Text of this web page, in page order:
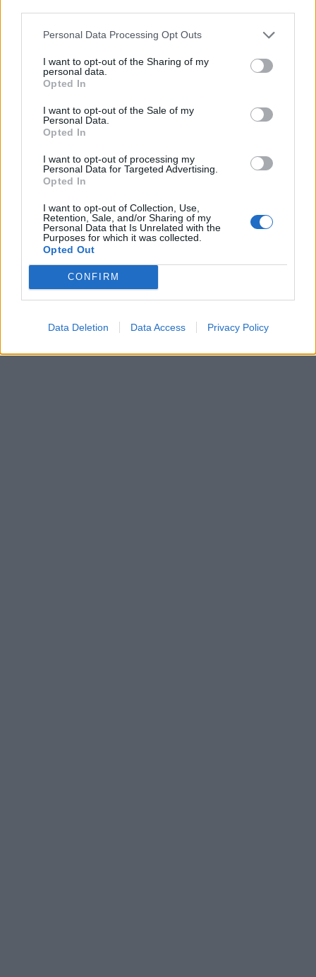
Personal Data Processing Opt Outs
I want to opt-out of the Sharing of my
personal data.
Opted In
I want to opt-out of the Sale of my
Personal Data.
Opted In
I want to opt-out of processing my
Personal Data for Targeted Advertising.
Opted In
I want to opt-out of Collection, Use,
Retention, Sale, and/or Sharing of my
Personal Data that Is Unrelated with the
Purposes for which it was collected.
Opted Out
CONFIRM
Data Deletion Data Access Privacy Policy
HODNOTENIE OBCHODU
krát cez váš obchod. Tovar
bol doručený včas a v
poriadku . Prvá skúsenosť
Renata H.
11.9.2023 06:31
Oľga M.